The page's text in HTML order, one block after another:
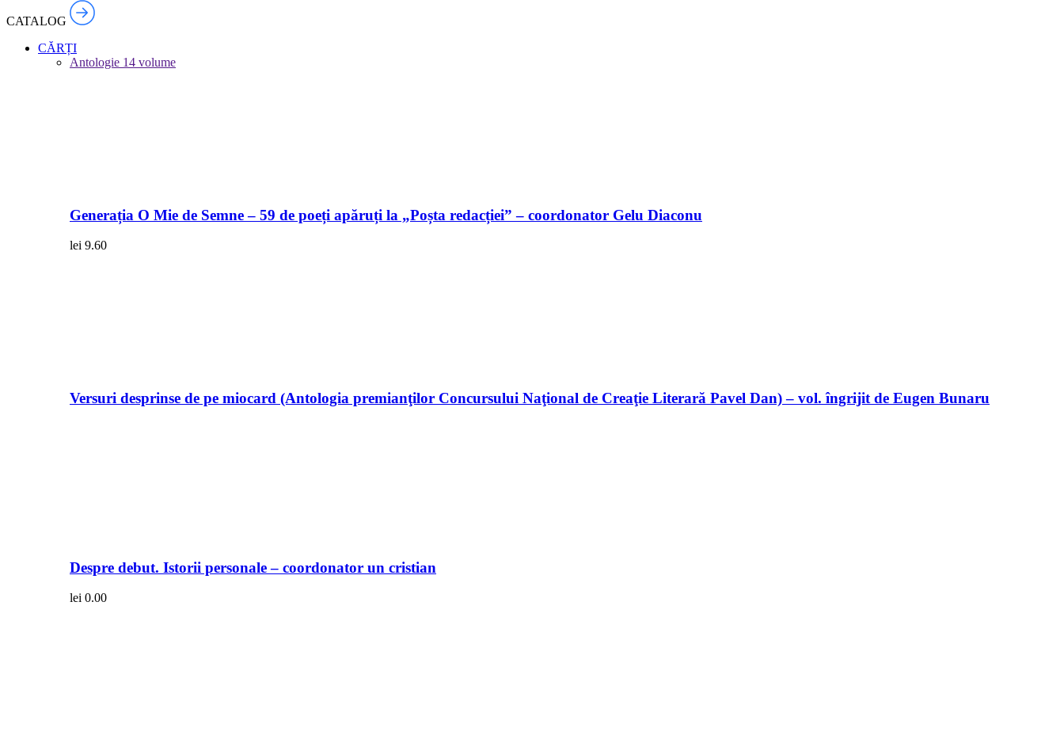
CATALOG
CĂRȚI
Antologie 14 volume
Generația O Mie de Semne – 59 de poeți apăruți la „Poșta redacției” – coordonator Gelu Diaconu
lei 9.60
Versuri desprinse de pe miocard (Antologia premianţilor Concursului Naţional de Creaţie Literară Pavel Dan) – vol. îngrijit de Eugen Bunaru
Despre debut. Istorii personale – coordonator un cristian
lei 0.00